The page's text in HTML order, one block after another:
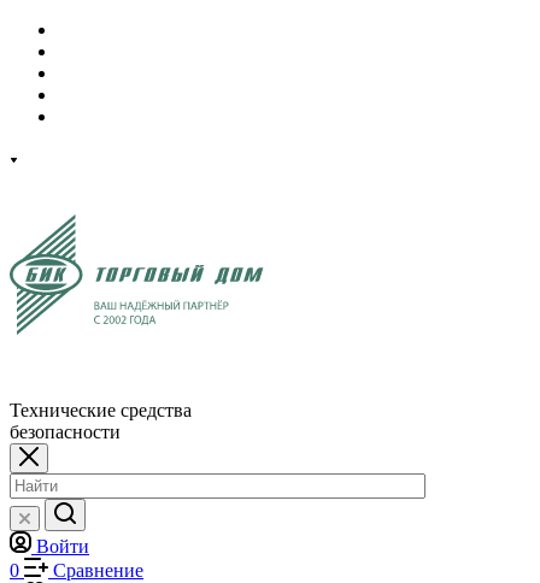
Технические средства
безопасности
Войти
0
Сравнение